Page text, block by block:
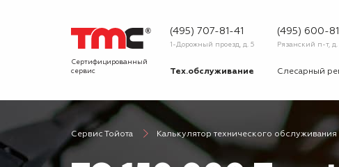
Сертифицированный
сервис
(495) 707-81-41
1-Дорожный проезд, д. 5
(495) 600-
Рязанский п-т, д.
Тех.обслуживание Слесарный
О сервисе Вопрос-ответ
Сервис Тойота Калькулятор технического обслуживания